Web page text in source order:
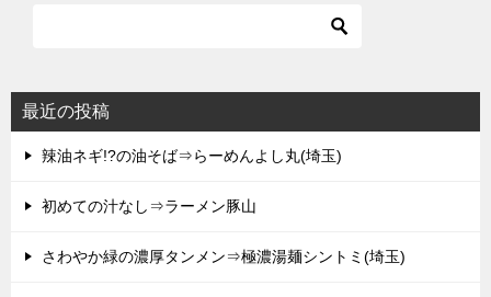
最近の投稿
辣油ネギ!?の油そば⇒らーめんよし丸(埼玉)
初めての汁なし⇒ラーメン豚山
さわやか緑の濃厚タンメン⇒極濃湯麺シントミ(埼玉)